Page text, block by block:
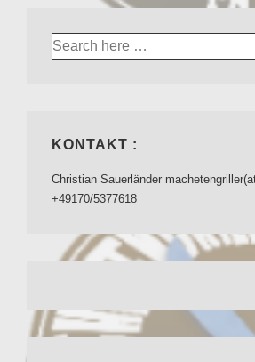
Suche
nach:
KONTAKT :
Christian Sauerländer machetengriller(at)web.de
+49170/5377618